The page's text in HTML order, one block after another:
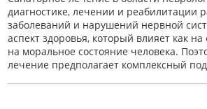
диагностике, лечении и реабилитации
заболеваний и нарушений нервной
аспект здоровья, который влияет как на
на моральное состояние человека.
лечение предполагает комплексный